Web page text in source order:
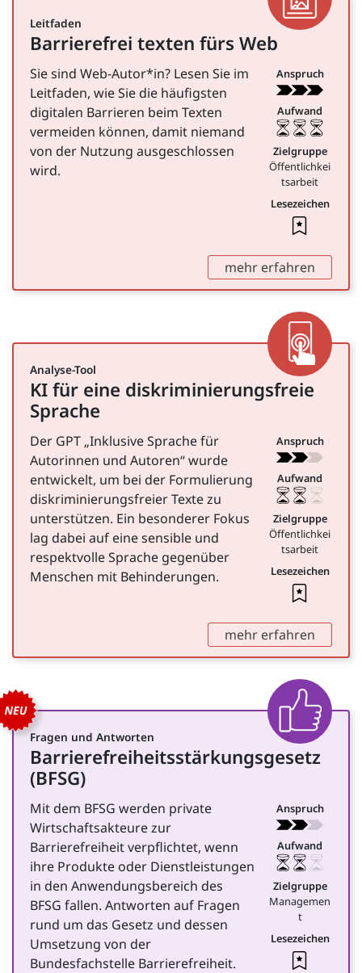
Leitfaden
für Öffentlichkeitsarbeit
Barrierefrei texten fürs Web
Sie sind Web-Autor*in? Lesen Sie im
Leitfaden, wie Sie die häufigsten
digitalen Barrieren beim Texten
vermeiden können, damit niemand
von der Nutzung ausgeschlossen
wird.
Anspruch
Aufwand
Zielgruppe
Öffentlichkei
tsarbeit
Lesezeichen
,mehr erfahren
Analyse-Tool
für Öffentlichkeitsarbeit
KI für eine diskriminierungsfreie
Sprache
App
Der GPT „Inklusive Sprache für
Autorinnen und Autoren“ wurde
entwickelt, um bei der Formulierung
diskriminierungsfreier Texte zu
unterstützen. Ein besonderer Fokus
lag dabei auf eine sensible und
respektvolle Sprache gegenüber
Menschen mit Behinderungen.
Anspruch
Aufwand
Zielgruppe
Öffentlichkei
tsarbeit
Lesezeichen
,mehr erfahren
Fragen und Antworten
für Management
Barrierefreiheitsstärkungsgesetz
(BFSG)
Mit dem BFSG werden private
Wirtschaftsakteure zur
Barrierefreiheit verpflichtet, wenn
ihre Produkte oder Dienstleistungen
in den Anwendungsbereich des
BFSG fallen. Antworten auf Fragen
rund um das Gesetz und dessen
Umsetzung von der
Bundesfachstelle Barrierefreiheit.
Anspruch
Aufwand
Zielgruppe
Managemen
t
Lesezeichen